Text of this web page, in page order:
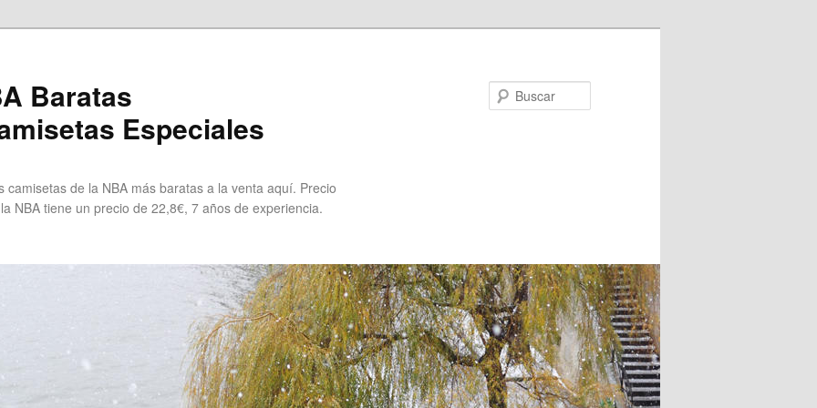
Baratas
Especiales
de la NBA más baratas a la venta aquí. Precio
NBA tiene un precio de 22,8€, 7 años de experiencia.